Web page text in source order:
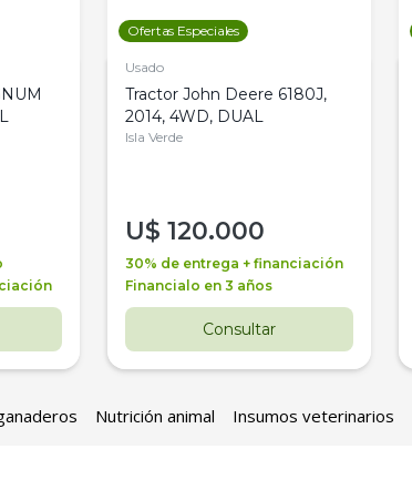
Ofertas Especiales
Usado
Tractor John Deere 6180J,
2014, 4WD, DUAL
Isla Verde
U$ 120.000
30% de entrega + financiación
Financialo en 3 años
Consultar
Nutrición animal Insumos veterinarios